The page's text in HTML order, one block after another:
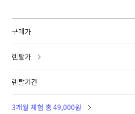
구매가
렌탈가
렌탈기간
3개월 체험 총 49,000원